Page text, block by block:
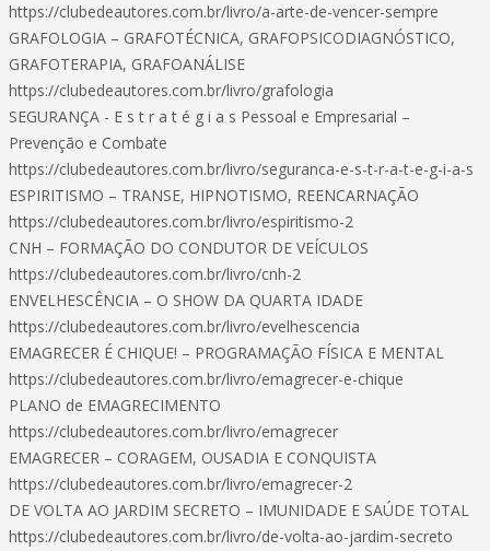
https://clubedeautores.com.br/livro/a-arte-de-vencer-sempre
GRAFOLOGIA – GRAFOTÉCNICA, GRAFOPSICODIAGNÓSTICO,
GRAFOTERAPIA, GRAFOANÁLISE
https://clubedeautores.com.br/livro/grafologia
SEGURANÇA - E s t r a t é g i a s Pessoal e Empresarial –
Prevenção e Combate
https://clubedeautores.com.br/livro/seguranca-e-s-t-r-a-t-e-g-i-a-s
ESPIRITISMO – TRANSE, HIPNOTISMO, REENCARNAÇÃO
https://clubedeautores.com.br/livro/espiritismo-2
CNH – FORMAÇÃO DO CONDUTOR DE VEÍCULOS
https://clubedeautores.com.br/livro/cnh-2
ENVELHESCÊNCIA – O SHOW DA QUARTA IDADE
https://clubedeautores.com.br/livro/evelhescencia
EMAGRECER É CHIQUE! – PROGRAMAÇÃO FÍSICA E MENTAL
https://clubedeautores.com.br/livro/emagrecer-e-chique
PLANO de EMAGRECIMENTO
https://clubedeautores.com.br/livro/emagrecer
EMAGRECER – CORAGEM, OUSADIA E CONQUISTA
https://clubedeautores.com.br/livro/emagrecer-2
DE VOLTA AO JARDIM SECRETO – IMUNIDADE E SAÚDE TOTAL
https://clubedeautores.com.br/livro/de-volta-ao-jardim-secreto